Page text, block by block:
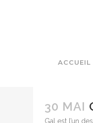
ACCUEIL
30 MAI
Gal est l’un